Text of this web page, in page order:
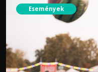
Események